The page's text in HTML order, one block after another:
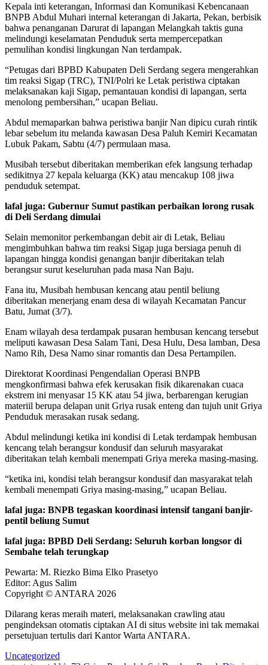
Kepala inti keterangan, Informasi dan Komunikasi Kebencanaan
BNPB Abdul Muhari internal keterangan di Jakarta, Pekan, berbisik
bahwa penanganan Darurat di lapangan Melangkah taktis guna
melindungi keselamatan Penduduk serta mempercepatkan
pemulihan kondisi lingkungan Nan terdampak.
“Petugas dari BPBD Kabupaten Deli Serdang segera mengerahkan
tim reaksi Sigap (TRC), TNI/Polri ke Letak peristiwa ciptakan
melaksanakan kaji Sigap, pemantauan kondisi di lapangan, serta
menolong pembersihan,” ucapan Beliau.
Abdul memaparkan bahwa peristiwa banjir Nan dipicu curah rintik
lebar sebelum itu melanda kawasan Desa Paluh Kemiri Kecamatan
Lubuk Pakam, Sabtu (4/7) permulaan masa.
Musibah tersebut diberitakan memberikan efek langsung terhadap
sedikitnya 27 kepala keluarga (KK) atau mencakup 108 jiwa
penduduk setempat.
lafal juga: Gubernur Sumut pastikan perbaikan lorong rusak
di Deli Serdang dimulai
Selain memonitor perkembangan debit air di Letak, Beliau
mengimbuhkan bahwa tim reaksi Sigap juga bersiaga penuh di
lapangan hingga kondisi genangan banjir diberitakan telah
berangsur surut keseluruhan pada masa Nan Baju.
Fana itu, Musibah hembusan kencang atau pentil beliung
diberitakan menerjang enam desa di wilayah Kecamatan Pancur
Batu, Jumat (3/7).
Enam wilayah desa terdampak pusaran hembusan kencang tersebut
meliputi kawasan Desa Salam Tani, Desa Hulu, Desa lamban, Desa
Namo Rih, Desa Namo sinar romantis dan Desa Pertampilen.
Direktorat Koordinasi Pengendalian Operasi BNPB
mengkonfirmasi bahwa efek kerusakan fisik dikarenakan cuaca
ekstrem ini menyasar 15 KK atau 54 jiwa, berbarengan kerugian
materiil berupa delapan unit Griya rusak enteng dan tujuh unit Griya
Penduduk merasakan rusak sedang.
Abdul melindungi ketika ini kondisi di Letak terdampak hembusan
kencang telah berangsur kondusif dan seluruh masyarakat
diberitakan telah kembali menempati Griya mereka masing-masing.
“ketika ini, kondisi telah berangsur kondusif dan masyarakat telah
kembali menempati Griya masing-masing,” ucapan Beliau.
lafal juga: BNPB tegaskan koordinasi intensif tangani banjir-
pentil beliung Sumut
lafal juga: BPBD Deli Serdang: Seluruh korban longsor di
Sembahe telah terungkap
Pewarta: M. Riezko Bima Elko Prasetyo
Editor: Agus Salim
Copyright © ANTARA 2026
Dilarang keras meraih materi, melaksanakan crawling atau
pengindeksan otomatis ciptakan AI di situs website ini tak memakai
persetujuan tertulis dari Kantor Warta ANTARA.
Uncategorized